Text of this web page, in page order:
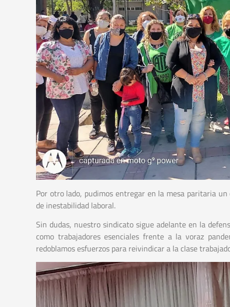
Por otro lado, pudimos entregar en la mesa paritaria
de inestabilidad laboral.
Sin dudas, nuestro sindicato sigue adelante en la
como trabajadores esenciales frente a la voraz
redoblamos esfuerzos para reivindicar a la clase